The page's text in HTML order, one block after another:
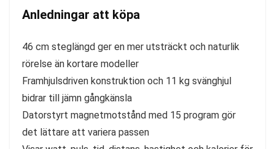
Anledningar att köpa
46 cm steglängd ger en mer utsträckt och naturlik
rörelse än kortare modeller
Framhjulsdriven konstruktion och 11 kg svänghjul
bidrar till jämn gångkänsla
Datorstyrt magnetmotstånd med 15 program gör
det lättare att variera passen